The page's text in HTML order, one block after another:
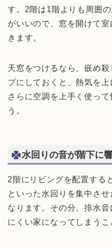
す。2階は1階よりも周囲
がいいので、窓を開けて
きます。
天窓をつけるなら、嵌め
プにしておくと、熱気を上
さらに空調を上手く使っ
う。
水回りの音が階下に
2階にリビングを配置する
といった水回りを集中さ
なります。その分、排水
にくい家になってしまうこ